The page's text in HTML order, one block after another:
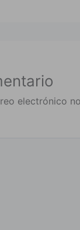
electrónico